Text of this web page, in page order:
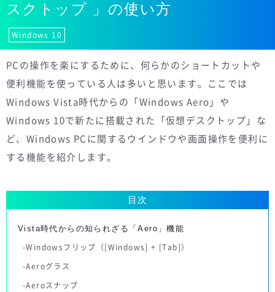
スクトップ 」の使い方
Windows 10
PCの操作を楽にするために、何らかのショートカットや
便利機能を使っている人は多いと思います。ここでは
Windows Vista時代からの「Windows Aero」や
Windows 10で新たに搭載された「仮想デスクトップ」な
ど、Windows PCに関するウインドウや画面操作を便利に
する機能を紹介します。
目次
Vista時代からの知られざる「Aero」機能
Windowsフリップ（[Windows] + [Tab]）
Aeroグラス
Aeroスナップ